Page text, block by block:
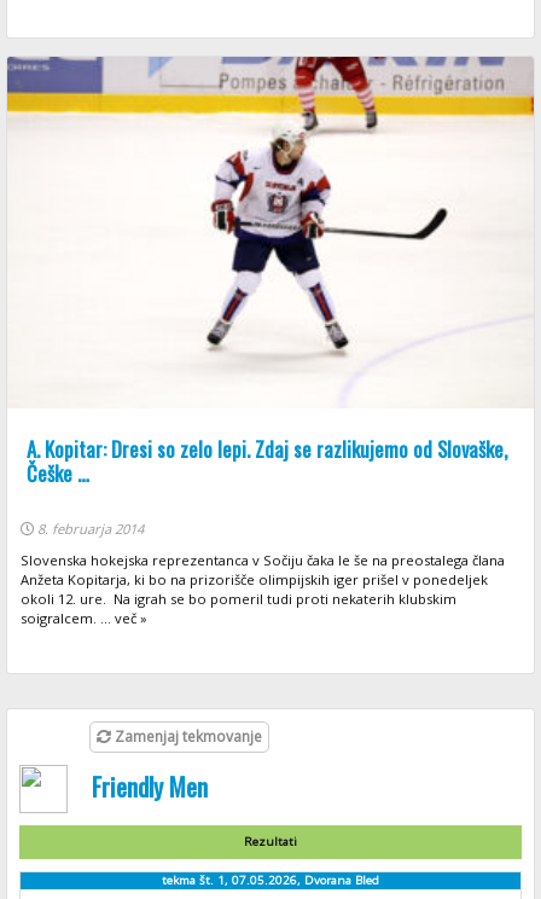
A. Kopitar: Dresi so zelo lepi. Zdaj se razlikujemo od Slovaške,
Češke …
8. februarja 2014
Slovenska hokejska reprezentanca v Sočiju čaka le še na preostalega člana
Anžeta Kopitarja, ki bo na prizorišče olimpijskih iger prišel v ponedeljek
okoli 12. ure. Na igrah se bo pomeril tudi proti nekaterih klubskim
soigralcem. ... več »
Zamenjaj tekmovanje
Friendly Men
Rezultati
tekma št. 1, 07.05.2026, Dvorana Bled